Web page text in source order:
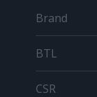
Brand
BTL
CSR